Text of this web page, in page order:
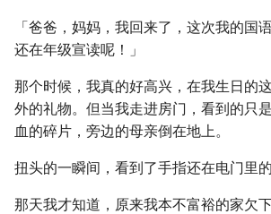
「爸爸，妈妈，我回来了，这次我的国
还在年级宣读呢！」
那个时候，我真的好高兴，在我生日的
外的礼物。但当我走进房门，看到的只
血的碎片，旁边的母亲倒在地上。
扭头的一瞬间，看到了手指还在电门里的
那天我才知道，原来我本不富裕的家欠